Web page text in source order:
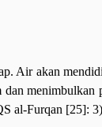
Air akan
al-Furqan [25]: